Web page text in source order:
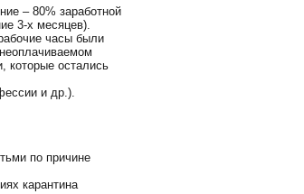
– 80% заработной
3-х месяцев).
часы были
которые остались
и др.).
по причине
карантина